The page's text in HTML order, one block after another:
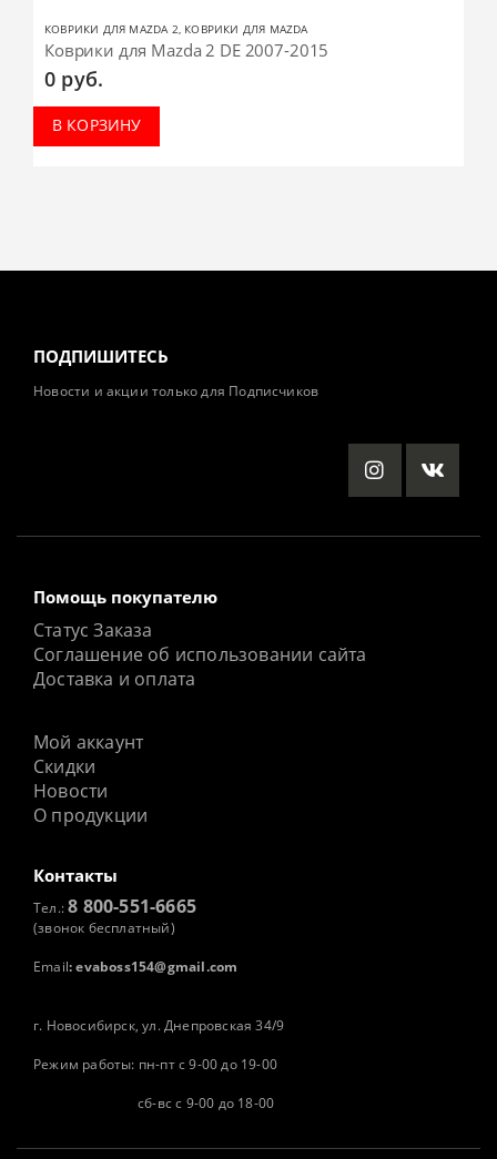
КОВРИКИ ДЛЯ MAZDA 2, КОВРИКИ ДЛЯ MAZDA
Коврики для Mazda 2 DE 2007-2015
0 руб.
В КОРЗИНУ
ПОДПИШИТЕСЬ
Новости и акции только для Подписчиков
Помощь покупателю
Статус Заказа
Соглашение об использовании сайта
Доставка и оплата
Мой аккаунт
Скидки
Новости
О продукции
Контакты
Тел.:8 800-551-6665
(звонок бесплатный)
Email: evaboss154@gmail.com
г. Новосибирск, ул. Днепровская 34/9
Режим работы: пн-пт с 9-00 до 19-00
сб-вс с 9-00 до 18-00